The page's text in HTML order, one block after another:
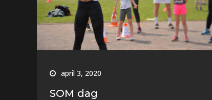
april 3, 2020
SOM dag